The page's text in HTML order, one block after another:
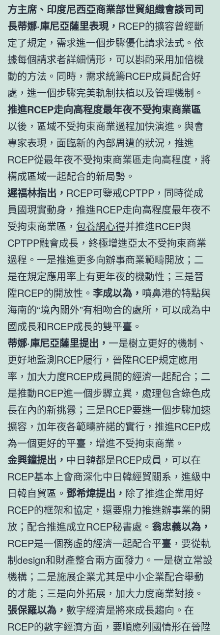
方主席、印度尼西亞商業部世貿組織會談司司
長蒂娜·庫尼亞薩里表現， RCEP的擴容曾經斷
定了規定，需求進一個步驟優化請求法式。依
據每個請求者詳細情形，可以斟酌采用加倍機
動的方法。同時，需求統籌RCEP成員配合好
處，進一個步驟完美軌制扶植以及管理機制。
推進RCEP走向高程度最年夜不受拘束商業區
以後，區域不受拘束商業過程加快演進。與會
專家表現，面臨新的內部周遭的狀況，推進
RCEP從最年夜不受拘束商業區走向高程度，將
構成區域一起配合的新局勢。
遲福林指出， RCEP可鑒戒CPTPP，同時從成
員國現實動身，推進RCEP走向高程度最年夜不
受拘束商業區， 包養網心得并推進RCEP與
CPTPP融會成長，終極增進亞太不受拘束商業
過程。一是推進更多向辦事商業範疇開放；二
是在規定應用率上有更年夜的機動性；三是晉
陞RCEP的開放性。 李成以為， 噴鼻港的特點與
海南的“境內關外”有相吻合的處所，可以成為中
國成長和RCEP成長的雙平臺。
蒂娜·庫尼亞薩里提出， 一是樹立更好的機制、
更好地監測RCEP履行，晉陞RCEP規定應用
率，加大力度RCEP成員間的經濟一起配合；二
是推動RCEP進一個步驟立異，處理包含綠色成
長在內的新挑釁；三是RCEP要進一個步驟加速
擴容，加年夜各範疇許諾的實行，推進RCEP成
為一個更好的平臺，增進不受拘束商業。
金興鐘提出， 中日韓都是RCEP成員，可以在
RCEP基本上會商深化中日韓經貿關系，進級中
日韓自貿區。 鄧希煒提出， 除了推進企業用好
RCEP的框架和協定，還要鼎力推進辦事業的開
放；配合推進成立RCEP秘書處。 翁忠義以為，
RCEP是一個務虛的經濟一起配合平臺，要從軌
制design和財產整合兩方面發力。一是樹立常設
機構；二是施展企業尤其是中小企業配合舉動
的才能；三是向外拓展，加大力度商業對接。
張保羅以為， 數字經濟是將來成長趨向。在
RCEP的數字經濟方面，要順應列國情形在晉陞